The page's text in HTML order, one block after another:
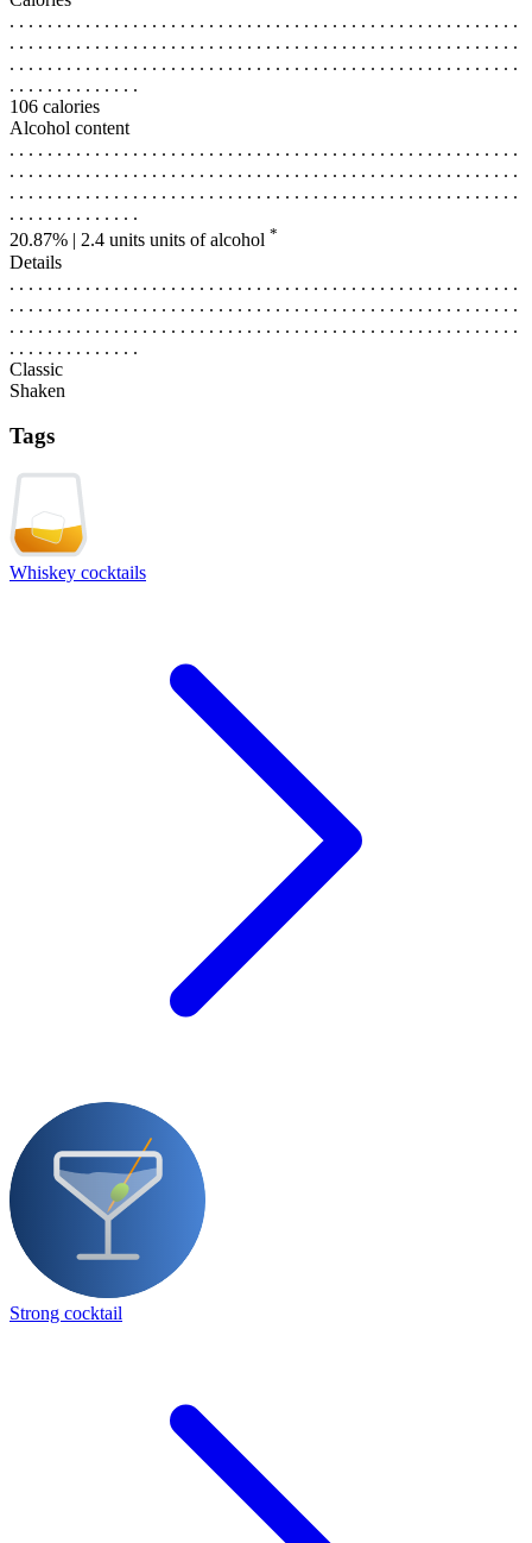
. . . . . . . . . . . . . . . . . . . . . . . . . . . . . . . . . . . . . . . . . . . . . . . . . . . . . .
. . . . . . . . . . . . . . . . . . . . . . . . . . . . . . . . . . . . . . . . . . . . . . . . . . . . . .
. . . . . . . . . . . . . . . . . . . . . . . . . . . . . . . . . . . . . . . . . . . . . . . . . . . . . .
. . . . . . . . . . . . . .
106 calories
Alcohol content
. . . . . . . . . . . . . . . . . . . . . . . . . . . . . . . . . . . . . . . . . . . . . . . . . . . . . .
. . . . . . . . . . . . . . . . . . . . . . . . . . . . . . . . . . . . . . . . . . . . . . . . . . . . . .
. . . . . . . . . . . . . . . . . . . . . . . . . . . . . . . . . . . . . . . . . . . . . . . . . . . . . .
. . . . . . . . . . . . . .
20.87% | 2.4 units units of alcohol *
Details
. . . . . . . . . . . . . . . . . . . . . . . . . . . . . . . . . . . . . . . . . . . . . . . . . . . . . .
. . . . . . . . . . . . . . . . . . . . . . . . . . . . . . . . . . . . . . . . . . . . . . . . . . . . . .
. . . . . . . . . . . . . . . . . . . . . . . . . . . . . . . . . . . . . . . . . . . . . . . . . . . . . .
. . . . . . . . . . . . . .
Classic
Shaken
Tags
Whiskey cocktails
Strong cocktail